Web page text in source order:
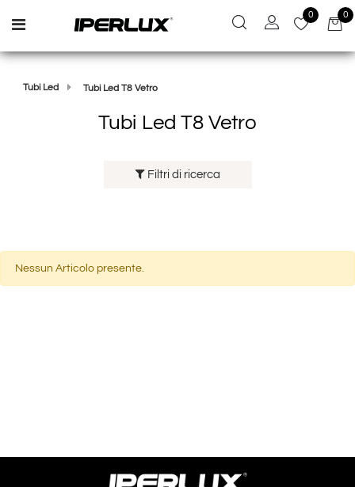
Open menu
0 0
Tubi Led Tubi Led T8 Vetro
Tubi Led T8 Vetro
Filtri di ricerca
Nessun Articolo presente.